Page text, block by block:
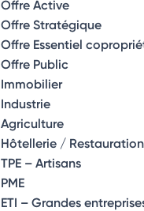
Offre Active
Offre Stratégique
Offre Essentiel
Offre Public
Immobilier
Industrie
Agriculture
Hôtellerie / Restauration
TPE – Artisans
PME
ETI – Grandes